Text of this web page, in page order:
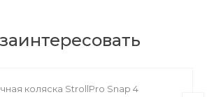
коляска StrollPro Snap 4